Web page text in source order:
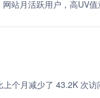
站月活跃用户，高UV值
个月减少了 43.2K 次访